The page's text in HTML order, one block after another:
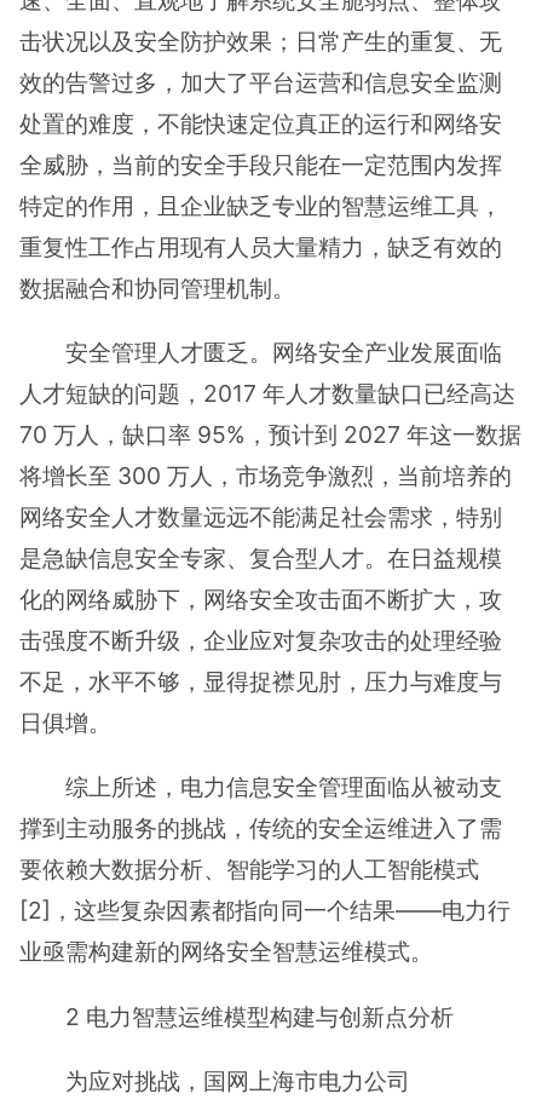
击状况以及安全防护效果；日常产生的重复、无
效的告警过多，加大了平台运营和信息安全监测
处置的难度，不能快速定位真正的运行和网络安
全威胁，当前的安全手段只能在一定范围内发挥
特定的作用，且企业缺乏专业的智慧运维工具，
重复性工作占用现有人员大量精力，缺乏有效的
数据融合和协同管理机制。
安全管理人才匮乏。网络安全产业发展面临
人才短缺的问题，2017 年人才数量缺口已经高达
70 万人，缺口率 95%，预计到 2027 年这一数据
将增长至 300 万人，市场竞争激烈，当前培养的
网络安全人才数量远远不能满足社会需求，特别
是急缺信息安全专家、复合型人才。在日益规模
化的网络威胁下，网络安全攻击面不断扩大，攻
击强度不断升级，企业应对复杂攻击的处理经验
不足，水平不够，显得捉襟见肘，压力与难度与
日俱增。
综上所述，电力信息安全管理面临从被动支
撑到主动服务的挑战，传统的安全运维进入了需
要依赖大数据分析、智能学习的人工智能模式
[2]，这些复杂因素都指向同一个结果——电力行
业亟需构建新的网络安全智慧运维模式。
2 电力智慧运维模型构建与创新点分析
为应对挑战，国网上海市电力公司